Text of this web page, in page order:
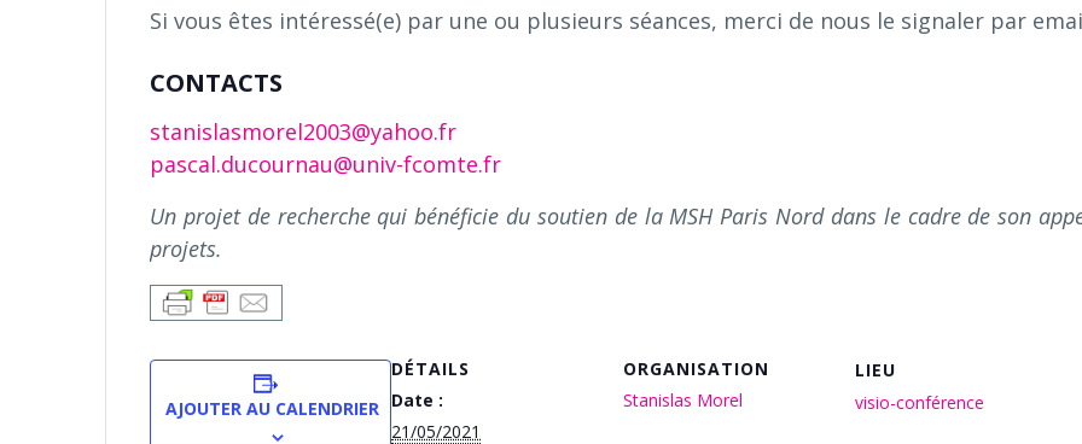
Si vous êtes intéressé(e) par une ou plusieurs séances, merci de nous le signaler par
CONTACTS
stanislasmorel2003@yahoo.fr
pascal.ducournau@univ-fcomte.fr
Un projet de recherche qui bénéficie du soutien de la MSH Paris Nord dans le cadre de son
projets.
AJOUTER AU CALENDRIER
DÉTAILS
Date :
21/05/2021
ORGANISATION
Stanislas Morel
LIEU
visio-conférence